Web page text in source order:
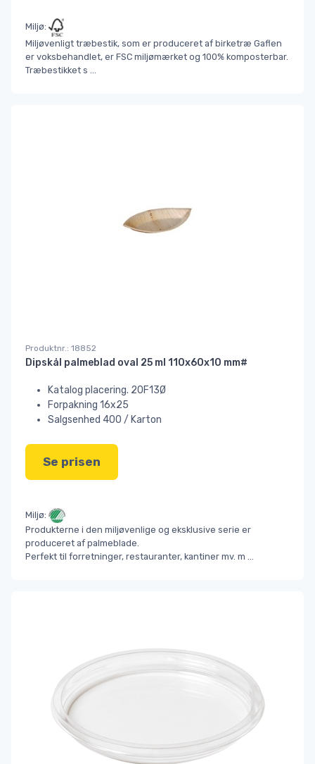
Miljø:
Miljøvenligt træbestik, som er produceret af birketræ Gaflen
er voksbehandlet, er FSC miljømærket og 100% komposterbar.
Træbestikket s
Produktnr.: 18852
Dipskål palmeblad oval 25 ml 110x60x10 mm#
Katalog placering. 20F13Ø
Forpakning 16x25
Salgsenhed 400 / Karton
Se prisen
Miljø:
Produkterne i den miljøvenlige og eksklusive serie er
produceret af palmeblade.
Perfekt til forretninger, restauranter, kantiner mv. m ...